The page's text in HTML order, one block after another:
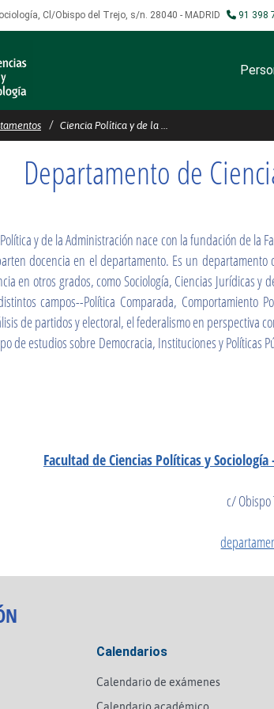
Cl/Obispo del Trejo, s/n. 28040 - MADRID 91 398
de laCiencia Política y de la ...
Departamento de
y de la Administración nace con la fundación de la
docencia en el departamento. Es un
en otros grados, como Sociología, Ciencias Jurídicas
campos--Política Comparada,
de partidos y electoral, el federalismo en
de estudios sobre Democracia, Instituciones y
Facultad de Ciencias Políticas y
c/
Calendarios
Calendario de exámenes